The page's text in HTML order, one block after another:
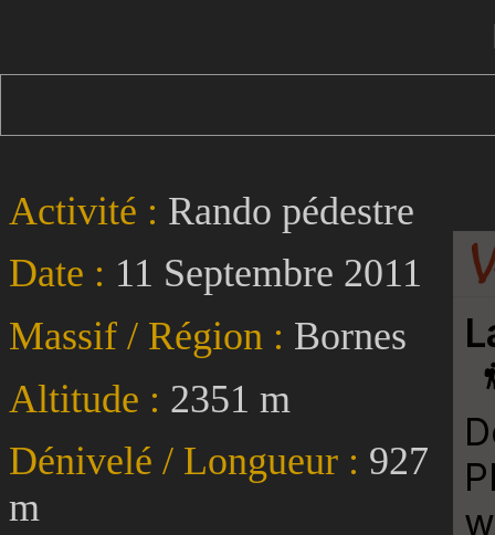
Activité : Rando pédestre
Date : 11 Septembre 2011
Massif / Région : Bornes
Altitude : 2351 m
Dénivelé / Longueur : 927
m